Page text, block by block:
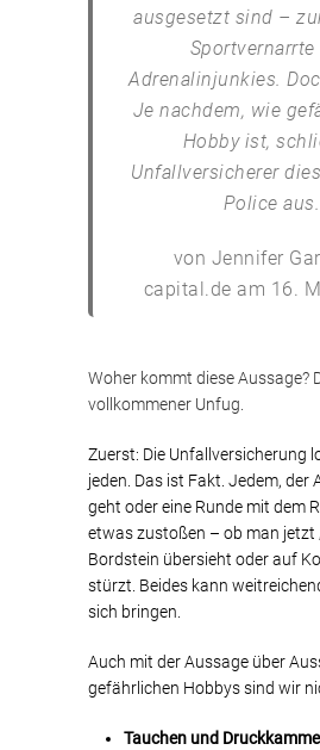
ausgesetzt sind –
Sportvernarrte
Adrenalinjunkies.
Je nachdem, wie
Hobby ist,
Unfallversicherer
Police aus.
von Jennifer
capital.de am 16.
Woher kommt diese Aussage?
vollkommener Unfug.
Zuerst: Die Unfallversicherung
jeden. Das ist Fakt. Jedem, der
geht oder eine Runde mit dem
etwas zustoßen – ob man jetzt
Bordstein übersieht oder auf
stürzt. Beides kann
sich bringen.
Auch mit der Aussage über
gefährlichen Hobbys sind wir
Tauchen und